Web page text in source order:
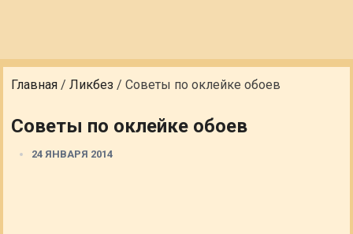
Главная /Ликбез /Советы по оклейке обоев
Советы по оклейке обоев
24 ЯНВАРЯ 2014